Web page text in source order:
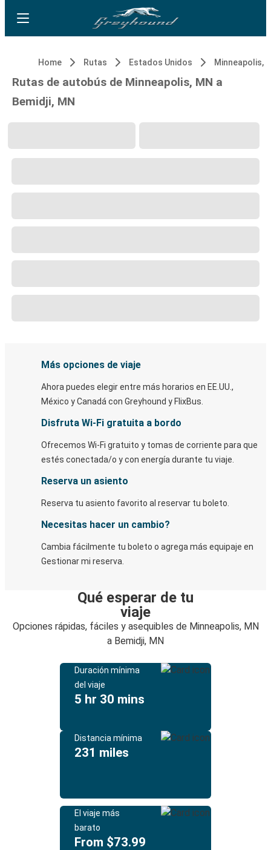
Home Rutas Estados Unidos Minneapolis,
Rutas de autobús de Minneapolis, MN a
Bemidji, MN
Más opciones de viaje
Ahora puedes elegir entre más horarios en EE.UU.,
México y Canadá con Greyhound y FlixBus.
Disfruta Wi-Fi gratuita a bordo
Ofrecemos Wi-Fi gratuito y tomas de corriente para que
estés conectada/o y con energía durante tu viaje.
Reserva un asiento
Reserva tu asiento favorito al reservar tu boleto.
Necesitas hacer un cambio?
Cambia fácilmente tu boleto o agrega más equipaje en
Gestionar mi reserva.
Qué esperar de tu
viaje
Opciones rápidas, fáciles y asequibles de Minneapolis, MN
a Bemidji, MN
Duración mínima
del viaje
5 hr 30 mins
Distancia mínima
231 miles
El viaje más
barato
From $73.99